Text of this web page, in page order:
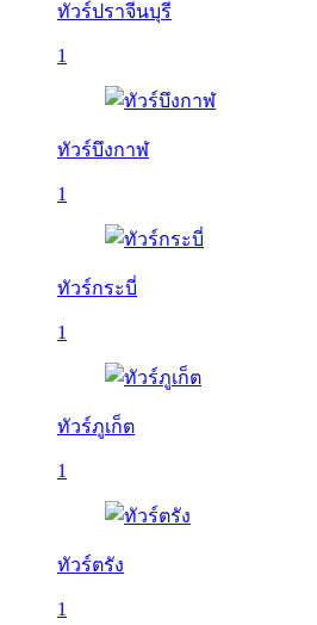
ทัวร์ปราจีนบุรี
1
ทัวร์บึงกาฬ
1
ทัวร์กระบี่
1
ทัวร์ภูเก็ต
1
ทัวร์ตรัง
1